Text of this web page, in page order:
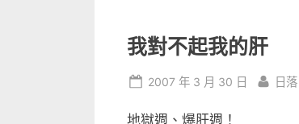
我對不起我的肝
Posted
2007 年 3 月 30 日 By
日落
地獄週、爆肝週！